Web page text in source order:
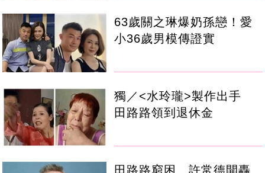
63歲關之琳爆奶孫戀！愛
小36歲男模傳證實
獨／<水玲瓏>製作出手
田路路領到退休金
田路路窮困 許常德開轟